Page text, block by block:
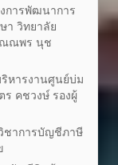
การพัฒนาการ
า วิทยาลัย
ณณพร นุช
หารงานศูนย์บ่ม
ร คชวงษ์ รองผู้
ชาการบัญชีภาษี